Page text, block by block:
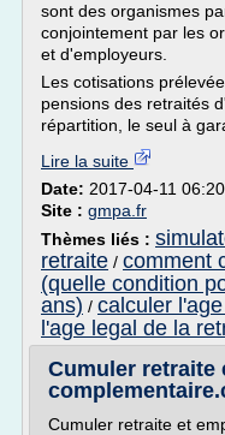
sont des organismes
conjointement par les
et d'employeurs.
Les cotisations
pensions des retraités
répartition, le seul à
Lire la suite
Date: 2017-04-11
Site : gmpa.fr
Thèmes liés :
retraite / comment
(quelle condition
ans) / calculer
l'age legal de la
Cumuler retraite
Cumuler retraite et